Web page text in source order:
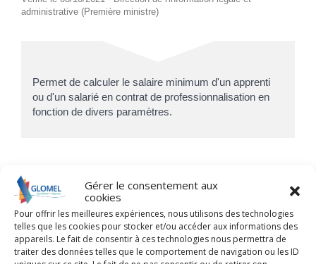
Gérer le consentement aux
cookies
Pour offrir les meilleures expériences, nous utilisons des technologies
telles que les cookies pour stocker et/ou accéder aux informations des
appareils. Le fait de consentir à ces technologies nous permettra de
traiter des données telles que le comportement de navigation ou les ID
administrative (Première ministre)
Permet de calculer le salaire minimum d'un apprenti
ou d'un salarié en contrat de professionnalisation en
fonction de divers paramètres.
Pour toute explication, consulter les
fiches pratiques :
PARTICULIERS